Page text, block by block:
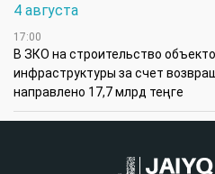
4 августа
17:00
В ЗКО на строительство
инфраструктуры за счет
направлено 17,7 млрд теңге